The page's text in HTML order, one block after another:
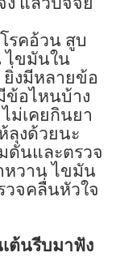
รคอ้วน สูบ
ไขมันใน
ยิ่งมีหลายข้อ
ข้อไหนบ้าง
ไม่เคยกินยา
ลุงด้วยนะ
ดันและตรวจ
หวาน ไขมัน
วจคลื่นหัวใจ
ต้นรีบมาฟัง